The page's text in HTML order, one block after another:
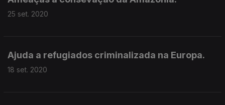
25 set. 2020
Ajuda a refugiados criminalizada na Europa.
18 set. 2020